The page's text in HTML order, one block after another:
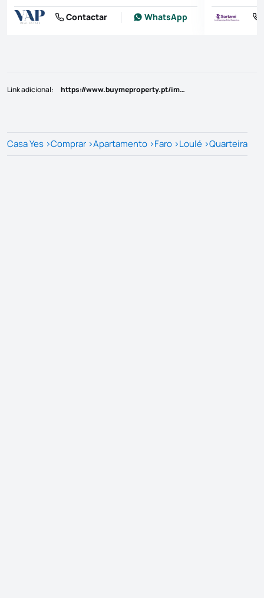
Contactar WhatsApp
Link adicional: https://www.buymeproperty.pt/imovel/?rid=22706115
Casa Yes >Comprar >Apartamento >Faro >Loulé >Quarteira